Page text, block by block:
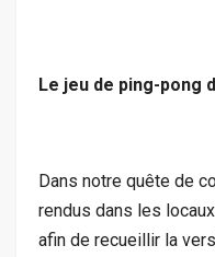
Le jeu de ping-pong
Dans notre quête de
rendus dans les
afin de recueillir la